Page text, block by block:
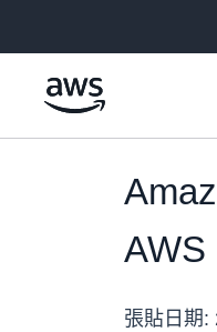
AWS
張貼日期: